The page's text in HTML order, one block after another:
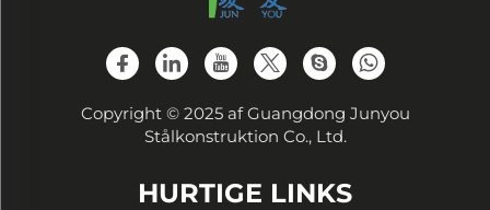
Copyright © 2025 af Guangdong Junyou
Stålkonstruktion Co., Ltd.
HURTIGE LINKS